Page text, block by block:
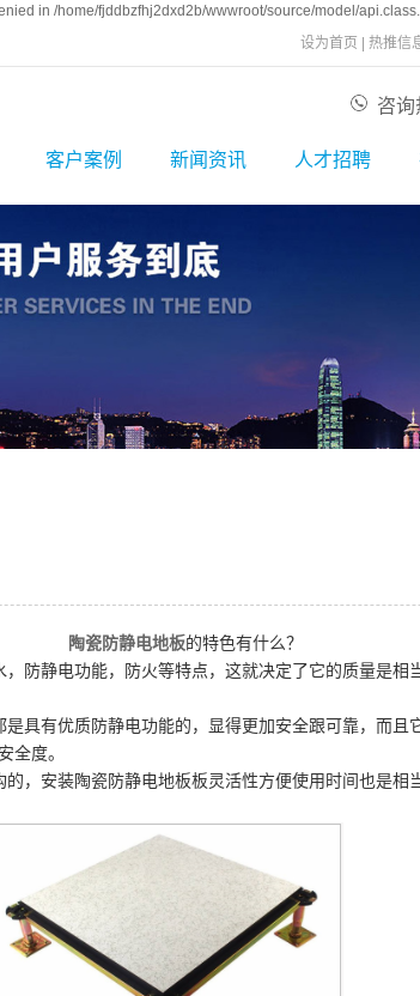
in /home/fjddbzfhj2dxd2b/wwwroot/source/model/
设为首页 热推信
咨询
客户案例
公司厂房
新闻资讯
行业资讯
相关问题
人才招聘
陶瓷防静电地板的特色有什么？
防静电功能，防火等特点，这就决定了它的质量是相
具有优质防静电功能的，显得更加安全跟可靠，而且
全度。
，安装陶瓷防静电地板板灵活性方便使用时间也是相